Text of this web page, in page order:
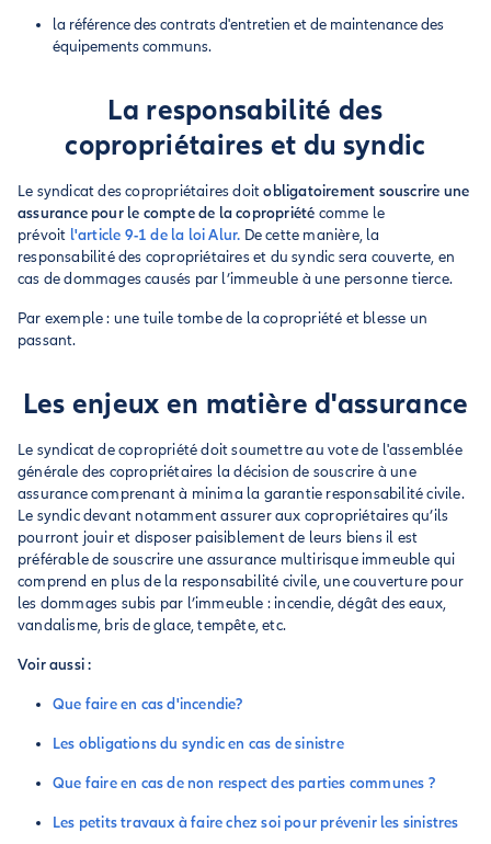
la référence des contrats d'entretien et de maintenance des
équipements communs.
La responsabilité des
copropriétaires et du syndic
Le syndicat des copropriétaires doitobligatoirement souscrire une
assurance pour le compte de la copropriété comme le
prévoit l'article 9-1 de la loi Alur. De cette manière, la
responsabilité des copropriétaires et du syndic sera couverte, en
cas de dommages causés par l’immeuble à une personne tierce.
Par exemple : une tuile tombe de la copropriété et blesse un
passant.
Les enjeux en matière d'assurance
Le syndicat de copropriété doit soumettre au vote de l'assemblée
générale des copropriétaires la décision de souscrire à une
assurance comprenant à minima la garantie responsabilité civile.
Le syndic devant notamment assurer aux copropriétaires qu’ils
pourront jouir et disposer paisiblement de leurs biens il est
préférable de souscrire une assurance multirisque immeuble qui
comprend en plus de la responsabilité civile, une couverture pour
les dommages subis par l’immeuble : incendie, dégât des eaux,
vandalisme, bris de glace, tempête, etc.
Voir aussi :
Que faire en cas d'incendie?
Les obligations du syndic en cas de sinistre
Que faire en cas de non respect des parties communes ?
Les petits travaux à faire chez soi pour prévenir les sinistres